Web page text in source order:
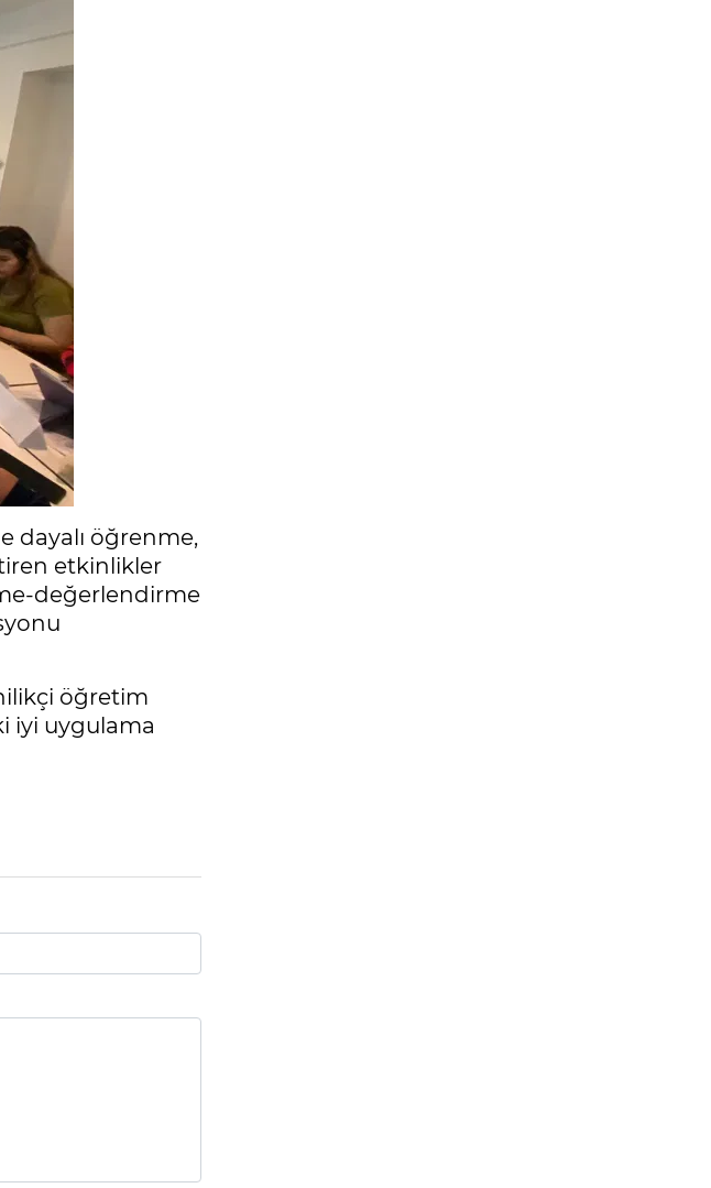
dayalı öğrenme,
etkinlikler
değerlendirme
öğretim
iyi uygulama